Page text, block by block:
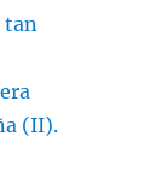
tan
(II).